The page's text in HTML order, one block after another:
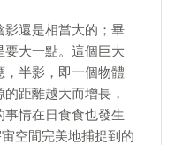
影還是相當大的；畢
大一點。這個巨大
半影，即一個物體
距離越大而增長，
情在日食食也發生
空間完美地捕捉到的